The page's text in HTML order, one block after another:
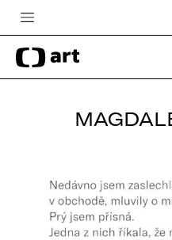
Česká televize
Zpravodajství
Pro děti